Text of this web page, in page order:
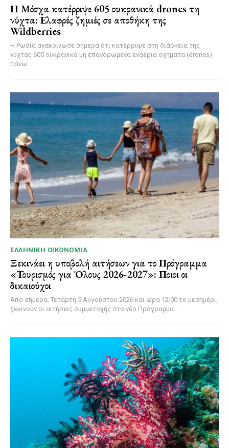
Η Μόσχα κατέρριψε 605 ουκρανικά drones τη
νύχτα: Ελαφρές ζημιές σε αποθήκη της
Wildberries
Η Ρωσία ανακοίνωσε σήμερα ότι κατέρριψε στη διάρκεια της
νύχτας 605 ουκρανικά μη επανδρωμένα εναέρια οχήματα (drones)
πάνω...
ΕΛΛΗΝΙΚΉ ΟΙΚΟΝΟΜΊΑ
Ξεκινάει η υποβολή αιτήσεων για το Πρόγραμμα
«Τουρισμός για Όλους 2026-2027»: Ποιοι οι
δικαιούχοι
Από σήμερα, Τετάρτη 5 Αυγούστου 2026 και ώρα 12:00 το μεσημέρι,
ξεκινούν οι αιτήσεις συμμετοχής στο νέο Πρόγραμμα...